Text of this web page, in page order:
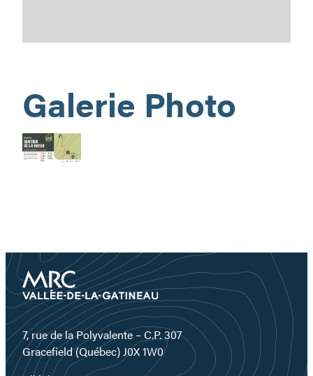
Galerie Photo
7, rue de la Polyvalente – C.P. 307
Gracefield (Québec) J0X 1W0